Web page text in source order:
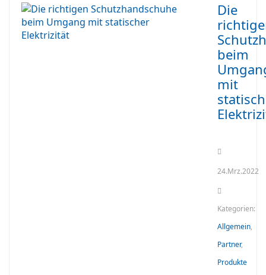
Die
beim
mit
24.Mrz.2022
Kategorien:
Allgemein,
Partner,
Produkte